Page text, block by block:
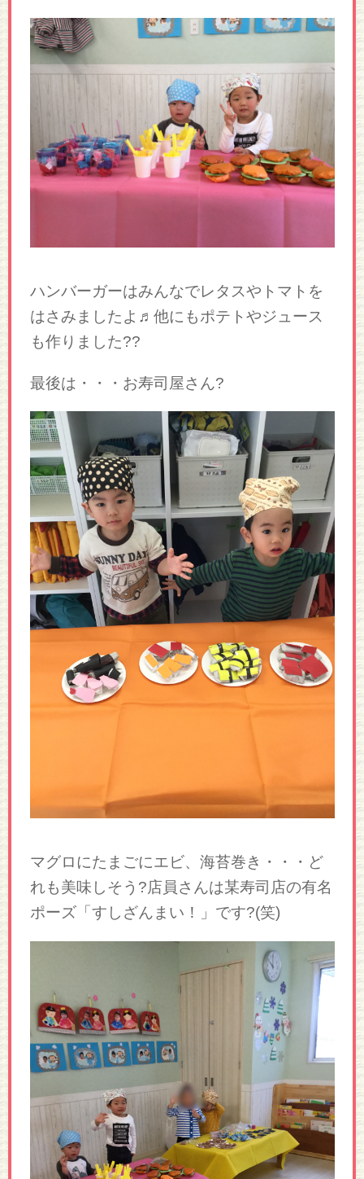
ハンバーガーはみんなでレタスやトマトを
はさみましたよ♬他にもポテトやジュース
も作りました??
最後は・・・お寿司屋さん?
マグロにたまごにエビ、海苔巻き・・・ど
れも美味しそう?店員さんは某寿司店の有名
ポーズ「すしざんまい！」です?(笑)